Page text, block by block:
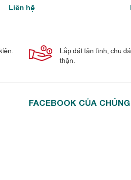
với tính năng ưu
từ xa không dây
khởi động, chỉ có ở điều khiển cho
Liên hệ
Lắp đặt tận tình, chu
thận.
FACEBOOK CỦA